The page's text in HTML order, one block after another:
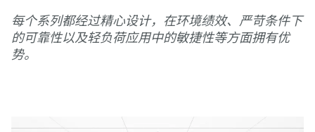
每个系列都经过精心设计，在环境绩效、严苛条件下
的可靠性以及轻负荷应用中的敏捷性等方面拥有优
势。